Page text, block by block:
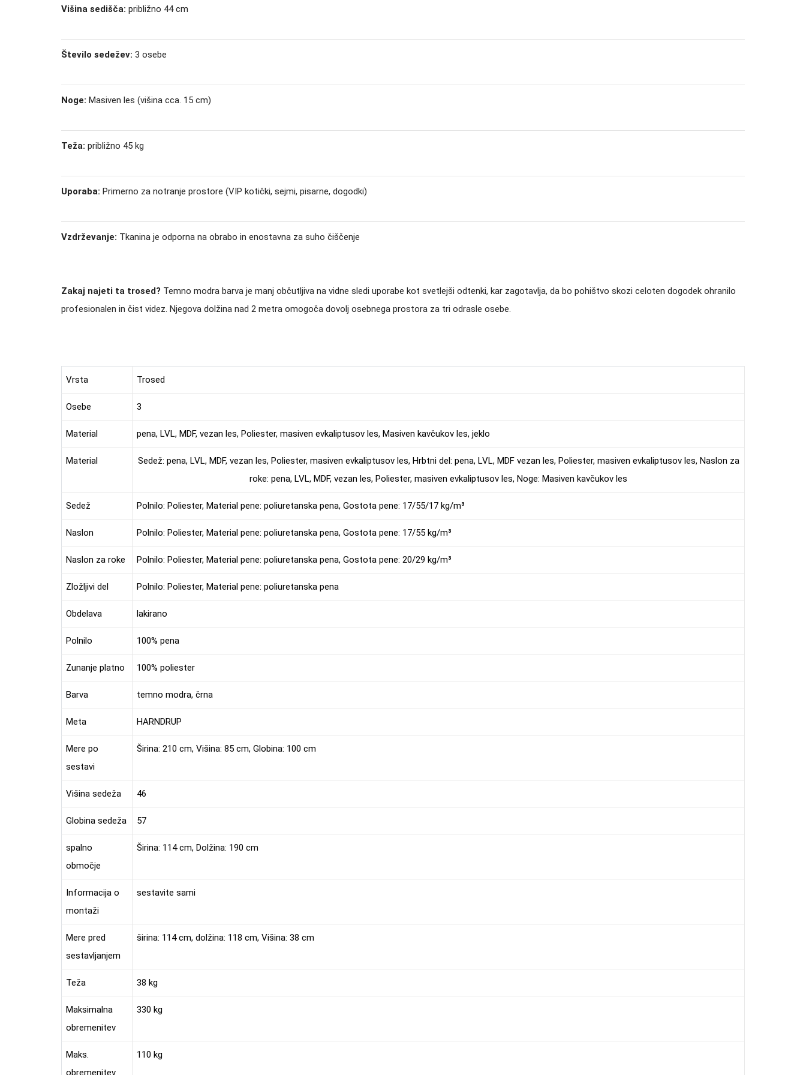
Višina sedišča: približno 44 cm
Število sedežev: 3 osebe
Noge: Masiven les (višina cca. 15 cm)
Teža: približno 45 kg
Uporaba: Primerno za notranje prostore (VIP kotički, sejmi, pisarne, dogodki)
Vzdrževanje: Tkanina je odporna na obrabo in enostavna za suho čiščenje
Zakaj najeti ta trosed? Temno modra barva je manj občutljiva na vidne sledi uporabe kot svetlejši odtenki, kar zagotavlja, da bo pohištvo skozi celoten dogodek ohranilo
profesionalen in čist videz. Njegova dolžina nad 2 metra omogoča dovolj osebnega prostora za tri odrasle osebe.
Vrsta Trosed
Osebe 3
Material pena, LVL, MDF, vezan les, Poliester, masiven evkaliptusov les, Masiven kavčukov les, jeklo
Material
Sedež: pena, LVL, MDF, vezan les, Poliester, masiven evkaliptusov les, Hrbtni del: pena, LVL, MDF vezan les, Poliester, masiven evkaliptusov les, Naslon za
roke: pena, LVL, MDF, vezan les, Poliester, masiven evkaliptusov les, Noge: Masiven kavčukov les
Sedež Polnilo: Poliester, Material pene: poliuretanska pena, Gostota pene: 17/55/17 kg/m³
Naslon Polnilo: Poliester, Material pene: poliuretanska pena, Gostota pene: 17/55 kg/m³
Naslon za roke Polnilo: Poliester, Material pene: poliuretanska pena, Gostota pene: 20/29 kg/m³
Zložljivi del Polnilo: Poliester, Material pene: poliuretanska pena
Obdelava lakirano
Polnilo 100% pena
Zunanje platno 100% poliester
Barva temno modra, črna
Meta HARNDRUP
Mere po
sestavi
Širina: 210 cm, Višina: 85 cm, Globina: 100 cm
Višina sedeža 46
Globina sedeža 57
spalno
območje
Širina: 114 cm, Dolžina: 190 cm
Informacija o
montaži
sestavite sami
Mere pred
sestavljanjem
širina: 114 cm, dolžina: 118 cm, Višina: 38 cm
Teža 38 kg
Maksimalna
obremenitev
330 kg
Maks.
obremenitev
110 kg